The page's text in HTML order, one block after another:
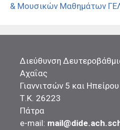
& Μουσικών Μαθημάτων
Διεύθυνση
Αχαΐας
Γιαννιτσών 5 και Ηπείρου
Τ.Κ. 26223
Πάτρα
e-mail: